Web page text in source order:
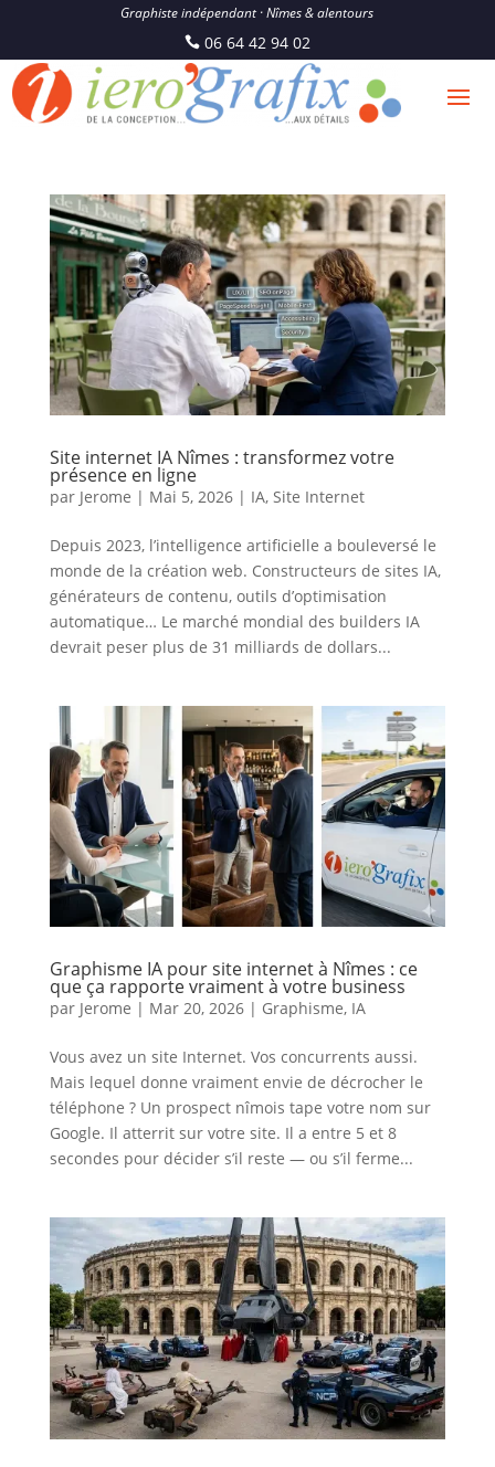
Graphiste indépendant · Nîmes & alentours
06 64 42 94 02
Site internet IA Nîmes : transformez votre
présence en ligne
par Jerome | Mai 5, 2026| IA, Site Internet
Depuis 2023, l’intelligence artificielle a bouleversé le
monde de la création web. Constructeurs de sites IA,
générateurs de contenu, outils d’optimisation
automatique… Le marché mondial des builders IA
devrait peser plus de 31 milliards de dollars...
Graphisme IA pour site internet à Nîmes : ce
que ça rapporte vraiment à votre business
par Jerome | Mar 20, 2026| Graphisme, IA
Vous avez un site Internet. Vos concurrents aussi.
Mais lequel donne vraiment envie de décrocher le
téléphone ? Un prospect nîmois tape votre nom sur
Google. Il atterrit sur votre site. Il a entre 5 et 8
secondes pour décider s’il reste — ou s’il ferme...